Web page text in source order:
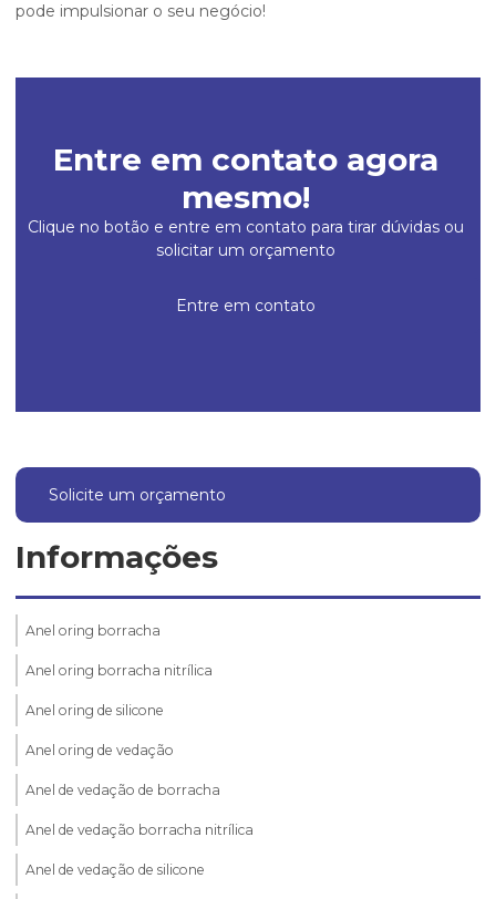
pode impulsionar o seu negócio!
Entre em contato agora
mesmo!
Clique no botão e entre em contato para tirar dúvidas ou
solicitar um orçamento
Entre em contato
Solicite um orçamento
Informações
Anel oring borracha
Anel oring borracha nitrílica
Anel oring de silicone
Anel oring de vedação
Anel de vedação de borracha
Anel de vedação borracha nitrílica
Anel de vedação de silicone